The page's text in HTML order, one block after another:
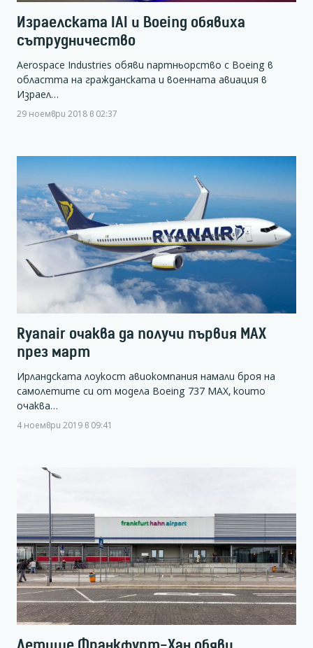
Израелската IAI и Boeing обявиха
сътрудничество
Aerospace Industries обяви партньорство с Boeing в
областта на гражданската и военната авиация в
Израел…
29 ноември 2018 в 02:37
Ryanair очаква да получи първия MAX
през март
Ирландската лоукост авиокомпания намали броя на
самолетите си от модела Boeing 737 MAX, които
очаква…
4 ноември 2019 в 09:41